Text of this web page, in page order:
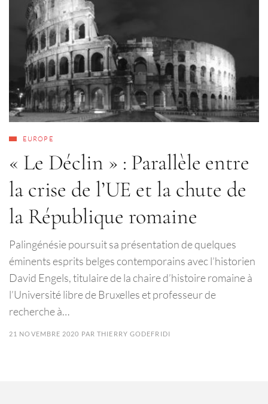
EUROPE
« Le Déclin » : Parallèle entre
la crise de l’UE et la chute de
la République romaine
Palingénésie poursuit sa présentation de quelques
éminents esprits belges contemporains avec l’historien
David Engels, titulaire de la chaire d’histoire romaine à
l’Université libre de Bruxelles et professeur de
recherche à…
21 NOVEMBRE 2020 PARTHIERRY GODEFRIDI